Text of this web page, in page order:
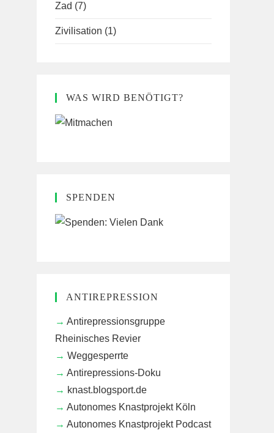
Zad (7)
Zivilisation (1)
WAS WIRD BENÖTIGT?
SPENDEN
ANTIREPRESSION
Antirepressionsgruppe
Rheinisches Revier
Weggesperrte
Antirepressions-Doku
knast.blogsport.de
Autonomes Knastprojekt Köln
Autonomes Knastprojekt Podcast